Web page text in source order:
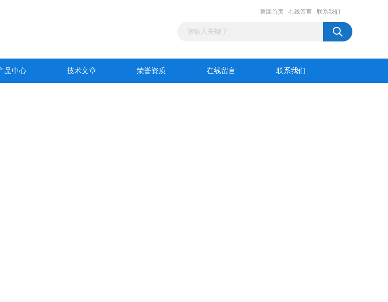
返回首页 在线留言 联系我们
品中心 技术文章 荣誉资质 在线留言 联系我们